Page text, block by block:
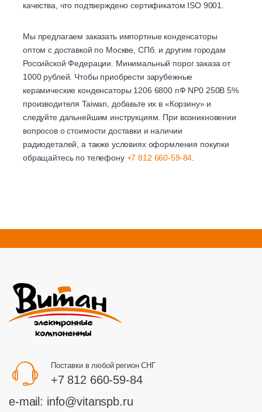
качества, что подтверждено сертификатом ISO 9001.
Мы предлагаем заказать импортные конденсаторы
оптом с доставкой по Москве, СПб. и другим городам
Российской Федерации. Минимальный порог заказа от
1000 рублей. Чтобы приобрести зарубежные
керамические конденсаторы 1206 6800 пФ NP0 250В 5%
производителя Taiwan, добавьте их в «Корзину» и
следуйте дальнейшим инструкциям. При возникновении
вопросов о стоимости доставки и наличии
радиодеталей, а также условиях оформления покупки
обращайтесь по телефону +7 812 660-59-84.
Поставки в любой регион СНГ
+7 812 660-59-84
e-mail: info@vitanspb.ru